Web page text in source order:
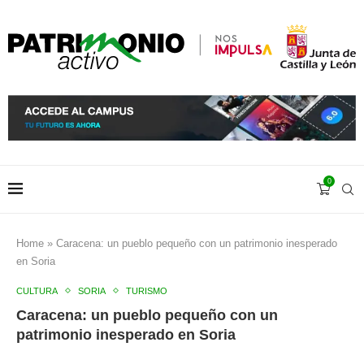
0
Home » Caracena: un pueblo pequeño con un patrimonio inesperado
en Soria
CULTURA SORIA TURISMO
Caracena: un pueblo pequeño con un
patrimonio inesperado en Soria